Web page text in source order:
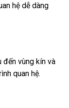
hệ dễ dàng
đến vùng kín và
quan hệ.